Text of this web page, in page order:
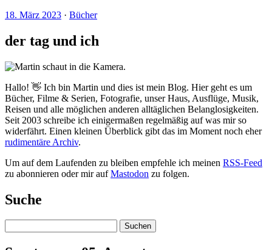
18. März 2023 · Bücher
der tag und ich
Hallo! 👋 Ich bin Martin und dies ist mein Blog. Hier geht es um
Bücher, Filme & Serien, Fotografie, unser Haus, Ausflüge, Musik,
Reisen und alle möglichen anderen alltäglichen Belanglosigkeiten.
Seit 2003 schreibe ich einigermaßen regelmäßig auf was mir so
widerfährt. Einen kleinen Überblick gibt das im Moment noch eher
rudimentäre Archiv.
Um auf dem Laufenden zu bleiben empfehle ich meinen RSS-Feed
zu abonnieren oder mir aufMastodon zu folgen.
Suche
Suchen